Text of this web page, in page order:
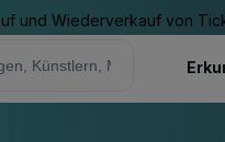
und Wiederverkauf von